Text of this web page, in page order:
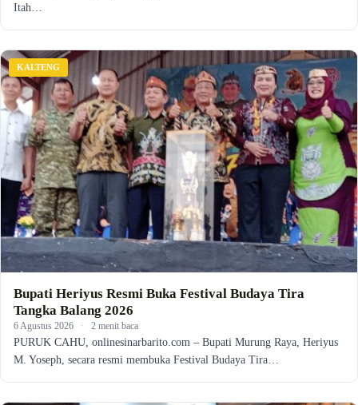
Itah…
KALTENG
Bupati Heriyus Resmi Buka Festival Budaya Tira
Tangka Balang 2026
6 Agustus 2026 · 2 menit baca
PURUK CAHU, onlinesinarbarito.com – Bupati Murung Raya, Heriyus
M. Yoseph, secara resmi membuka Festival Budaya Tira…